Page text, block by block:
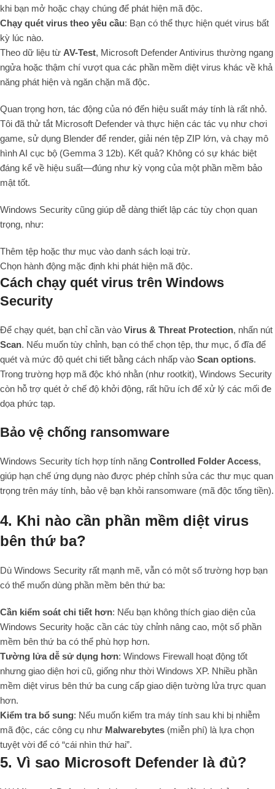
khi bạn mở hoặc chạy chúng để phát hiện mã độc.
Chạy quét virus theo yêu cầu: Bạn có thể thực hiện quét virus bất
kỳ lúc nào.
Theo dữ liệu từ AV-Test, Microsoft Defender Antivirus thường ngang
ngửa hoặc thậm chí vượt qua các phần mềm diệt virus khác về khả
năng phát hiện và ngăn chặn mã độc.
Quan trọng hơn, tác động của nó đến hiệu suất máy tính là rất nhỏ.
Tôi đã thử tắt Microsoft Defender và thực hiện các tác vụ như chơi
game, sử dụng Blender để render, giải nén tệp ZIP lớn, và chạy mô
hình AI cục bộ (Gemma 3 12b). Kết quả? Không có sự khác biệt
đáng kể về hiệu suất—đúng như kỳ vọng của một phần mềm bảo
mật tốt.
Windows Security cũng giúp dễ dàng thiết lập các tùy chọn quan
trọng, như:
Thêm tệp hoặc thư mục vào danh sách loại trừ.
Chọn hành động mặc định khi phát hiện mã độc.
Cách chạy quét virus trên Windows
Security
Để chạy quét, bạn chỉ cần vào Virus & Threat Protection, nhấn nút
Scan. Nếu muốn tùy chỉnh, bạn có thể chọn tệp, thư mục, ổ đĩa để
quét và mức độ quét chi tiết bằng cách nhấp vào Scan options.
Trong trường hợp mã độc khó nhằn (như rootkit), Windows Security
còn hỗ trợ quét ở chế độ khởi động, rất hữu ích để xử lý các mối đe
dọa phức tạp.
Bảo vệ chống ransomware
Windows Security tích hợp tính năng Controlled Folder Access,
giúp hạn chế ứng dụng nào được phép chỉnh sửa các thư mục quan
trọng trên máy tính, bảo vệ bạn khỏi ransomware (mã độc tống tiền).
4. Khi nào cần phần mềm diệt virus
bên thứ ba?
Dù Windows Security rất mạnh mẽ, vẫn có một số trường hợp bạn
có thể muốn dùng phần mềm bên thứ ba:
Cần kiểm soát chi tiết hơn: Nếu bạn không thích giao diện của
Windows Security hoặc cần các tùy chỉnh nâng cao, một số phần
mềm bên thứ ba có thể phù hợp hơn.
Tường lửa dễ sử dụng hơn: Windows Firewall hoạt động tốt
nhưng giao diện hơi cũ, giống như thời Windows XP. Nhiều phần
mềm diệt virus bên thứ ba cung cấp giao diện tường lửa trực quan
hơn.
Kiểm tra bổ sung: Nếu muốn kiểm tra máy tính sau khi bị nhiễm
mã độc, các công cụ như Malwarebytes (miễn phí) là lựa chọn
tuyệt vời để có “cái nhìn thứ hai”.
5. Vì sao Microsoft Defender là đủ?